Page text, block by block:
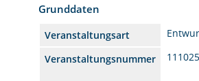
Grunddaten
Veranstaltungsart
Veranstaltungsnummer